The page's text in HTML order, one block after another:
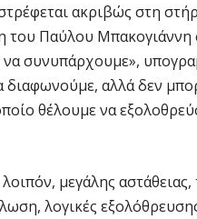
ακριβώς στη
του Παύλου Μπακογιάννη
συνυπάρχουμε»,
διαφωνούμε, αλλά δεν
θέλουμε να
μεγάλης αστάθειας,
λογικές